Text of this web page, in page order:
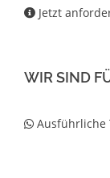
Jetzt
WIR SIND
Ausführliche